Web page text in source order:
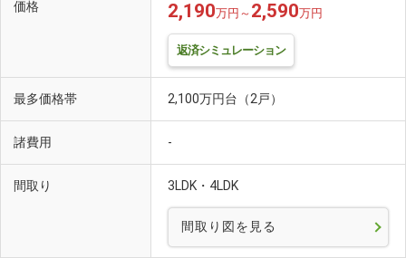
価格 2,190万円～ 2,590万円
返済シミュレーション
最多価格帯 2,100万円台（2戸）
諸費用 -
間取り 3LDK・4LDK
間取り図を見る